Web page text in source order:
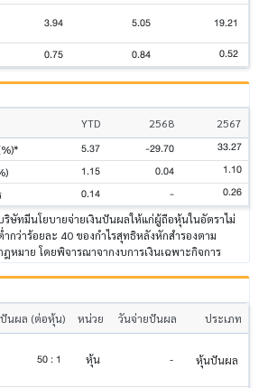
3.94 5.05 19.21
0.75 0.84 0.52
YTD 2568
2567
5.37 -29.70 33.27
1.15 0.04 1.10
0.14 - 0.26
ริษัทมีนโยบายจ่ายเงินปันผลให้แก่ผู้ถือหุ้นในอัตราไม่
ำกว่าร้อยละ 40 ของกำไรสุทธิหลังหักสำรองตาม
ฎหมาย โดยพิจารณาจากงบการเงินเฉพาะกิจการ
ปันผล (ต่อหุ้น) หน่วย วันจ่ายปันผล
ประเภท
50 : 1 หุ้น - หุ้นปันผล